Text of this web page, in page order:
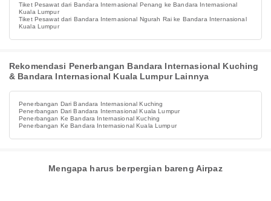
Tiket Pesawat dari Bandara Internasional Penang ke Bandara Internasional
Kuala Lumpur
Tiket Pesawat dari Bandara Internasional Ngurah Rai ke Bandara Internasional
Kuala Lumpur
Rekomendasi Penerbangan Bandara Internasional Kuching
& Bandara Internasional Kuala Lumpur Lainnya
Penerbangan Dari Bandara Internasional Kuching
Penerbangan Dari Bandara Internasional Kuala Lumpur
Penerbangan Ke Bandara Internasional Kuching
Penerbangan Ke Bandara Internasional Kuala Lumpur
Mengapa harus berpergian bareng Airpaz